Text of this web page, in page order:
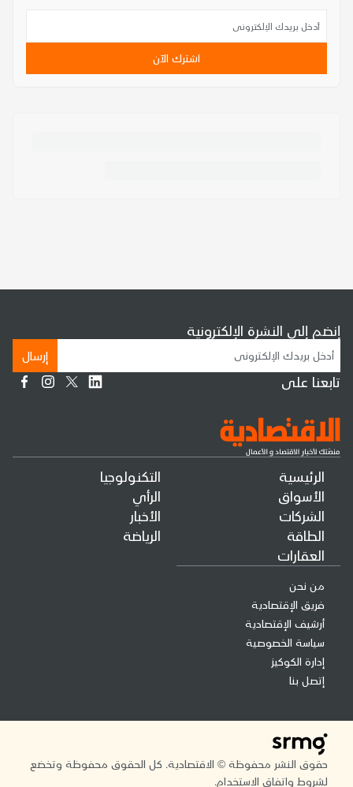
اشترك الآن
الرئيسية
الأسواق
الشركات
الطاقة
العقارات
التكنولوجيا
الرأي
الأخبار
الرياضة
من نحن
فريق الإقتصادية
أرشيف الإقتصادية
سياسة الخصوصية
إدارة الكوكيز
إتصل بنا
إنضم إلى النشرة الإلكترونية
إرسال
تابعنا على
حقوق النشر محفوظة © الاقتصادية. كل الحقوق محفوظة وتخضع
لشروط واتفاق الاستخدام.